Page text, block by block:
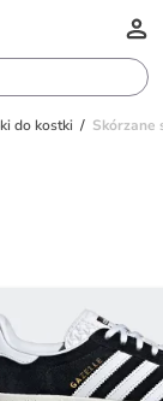
do kostki Skórzane